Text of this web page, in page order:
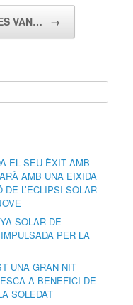
VAN… →
EL SEU ÈXIT AMB
AMB UNA EIXIDA
DE L’ECLIPSI SOLAR
SOLAR DE
PER LA
UNA GRAN NIT
A BENEFICI DE
SOLEDAT